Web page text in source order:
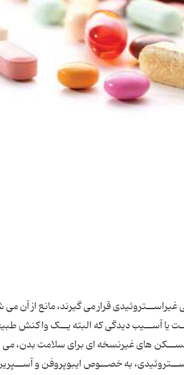
قرار مى گیرند، مانع از آن
یا آســیب دیدگى که البته یــک واکنش
هاى غیرنسخه اى براى سلامت بدن، مى
به خصــوص ایبوپروفن و